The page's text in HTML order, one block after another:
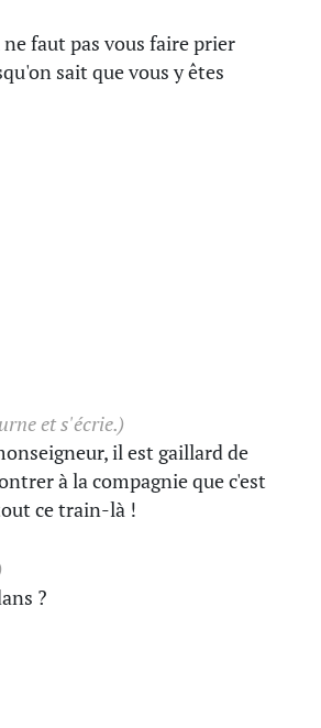
faut pas vous faire prier
sait que vous y êtes
et s'écrie.)
il est gaillard de
à la compagnie que c'est
ce train-là !
?